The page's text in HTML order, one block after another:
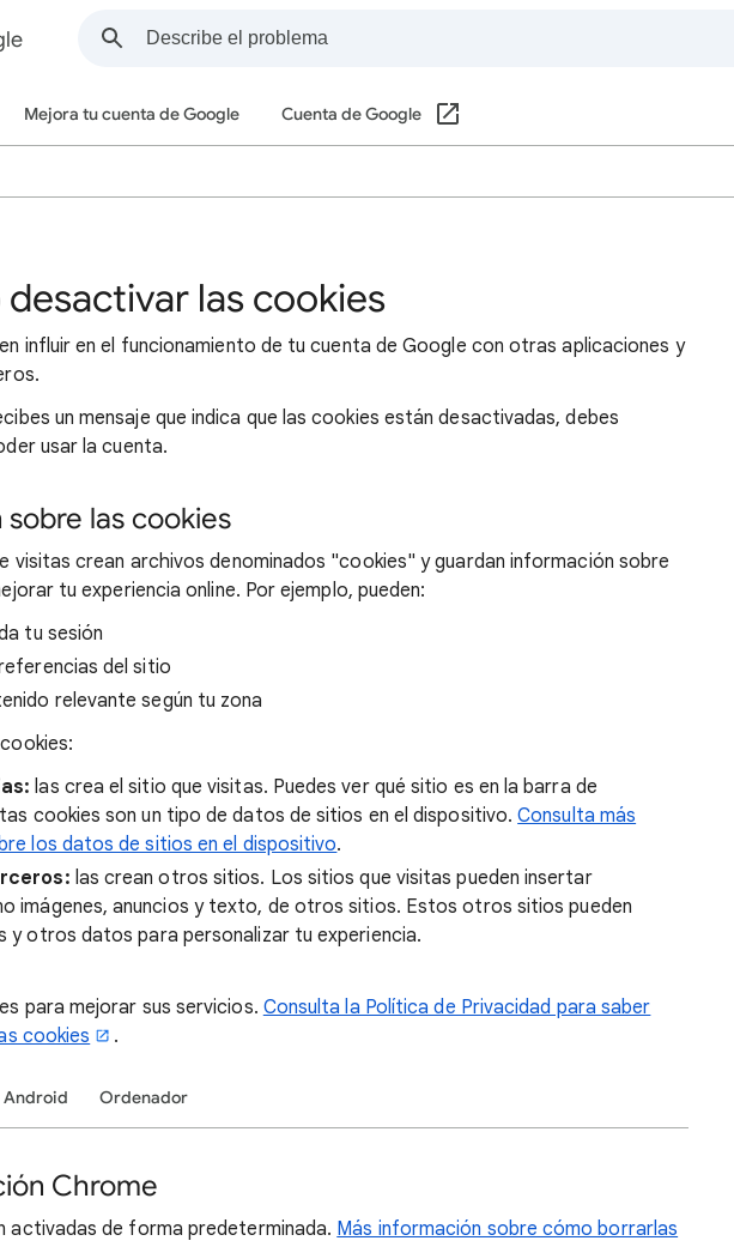
Mejora tu cuenta de Google Cuenta de Google
las cookies
influir en el funcionamiento de tu cuenta de Google con otras aplicaciones y
un mensaje que indica que las cookies están desactivadas, debes
usar la cuenta.
las cookies
visitas crean archivos denominados "cookies" y guardan información sobre
tu experiencia online. Por ejemplo, pueden:
tu sesión
del sitio
relevante según tu zona
las crea el sitio que visitas. Puedes ver qué sitio es en la barra de
cookies son un tipo de datos de sitios en el dispositivo.Consulta más
los datos de sitios en el dispositivo.
las crean otros sitios. Los sitios que visitas pueden insertar
imágenes, anuncios y texto, de otros sitios. Estos otros sitios pueden
y otros datos para personalizar tu experiencia.
para mejorar sus servicios. Consulta la Política de Privacidad para saber
cookies
.
Android Ordenador
Chrome
activadas de forma predeterminada. Más información sobre cómo borrarlas